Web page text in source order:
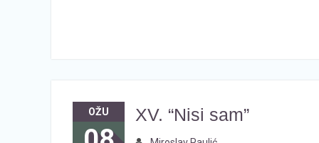
OŽU XV. “Nisi sam”